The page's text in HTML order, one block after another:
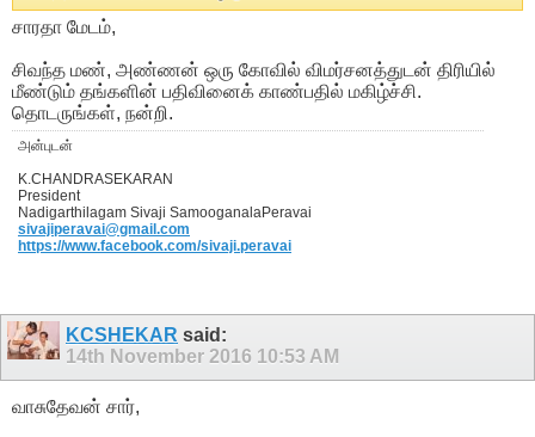
சாரதா மேடம்,
சிவந்த மண், அண்ணன் ஒரு கோவில் விமர்சனத்துடன் திரியில்
மீண்டும் தங்களின் பதிவினைக் காண்பதில் மகிழ்ச்சி.
தொடருங்கள், நன்றி.
அன்புடன்
K.CHANDRASEKARAN
President
Nadigarthilagam Sivaji SamooganalaPeravai
sivajiperavai@gmail.com
https://www.facebook.com/sivaji.peravai
KCSHEKAR said:
14th November 2016 10:53 AM
வாசுதேவன் சார்,